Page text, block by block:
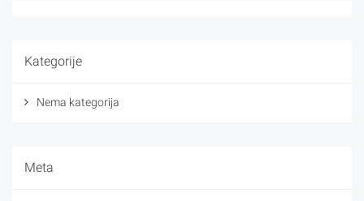
Kategorije
Nema kategorija
Meta